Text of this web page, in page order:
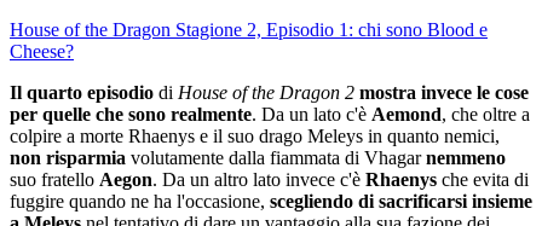
House of the Dragon Stagione 2, Episodio 1: chi sono Blood e
Cheese?
Il quarto episodio di House of the Dragon 2 mostra invece le cose
per quelle che sono realmente. Da un lato c'è Aemond, che oltre a
colpire a morte Rhaenys e il suo drago Meleys in quanto nemici,
non risparmia volutamente dalla fiammata di Vhagarnemmeno
suo fratello Aegon. Da un altro lato invece c'è Rhaenys che evita di
fuggire quando ne ha l'occasione, scegliendo di sacrificarsi insieme